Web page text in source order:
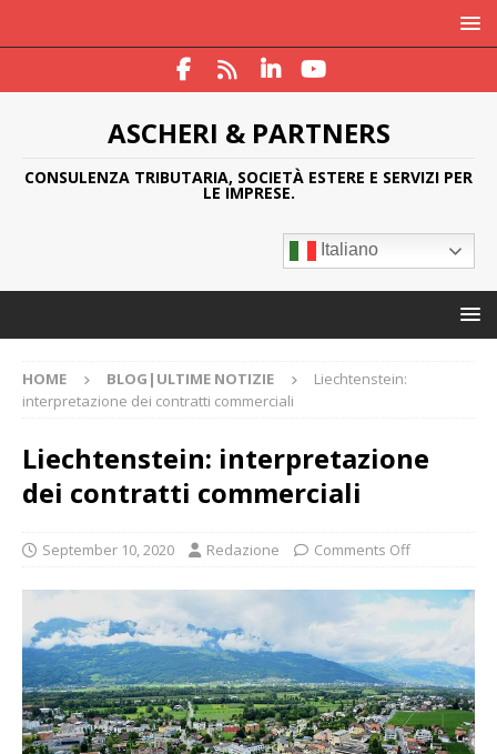
ASCHERI & PARTNERS
CONSULENZA TRIBUTARIA, SOCIETÀ ESTERE E SERVIZI PER
LE IMPRESE.
Italiano
HOME BLOG|ULTIME NOTIZIE
Liechtenstein:
interpretazione dei contratti commerciali
Liechtenstein: interpretazione
dei contratti commerciali
September 10, 2020 Redazione Comments Off